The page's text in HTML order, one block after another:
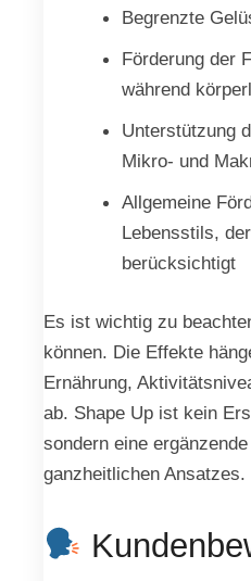
Begrenzte
Förderung der
während
Unterstützung
Mikro- und
Allgemeine
Lebensstils,
berücksichtigt
Es ist wichtig zu
können. Die Effekte
Ernährung,
ab. Shape Up ist kein
sondern eine
ganzheitlichen Ansatzes.